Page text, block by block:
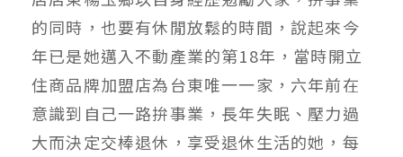
的同時，也要有休閒放鬆的時間，說起來今
年已是她邁入不動產業的第18年，當時開立
住商品牌加盟店為台東唯一一家，六年前在
意識到自己一路拚事業，長年失眠、壓力過
大而決定交棒退休，享受退休生活的她，每